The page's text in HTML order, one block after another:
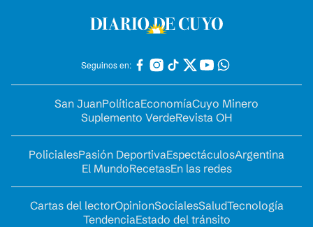
Seguinos en:
San JuanPolíticaEconomíaCuyo Minero
Suplemento VerdeRevista OH
PolicialesPasión DeportivaEspectáculosArgentina
El MundoRecetasEn las redes
Cartas del lectorOpinionSocialesSaludTecnología
TendenciaEstado del tránsito